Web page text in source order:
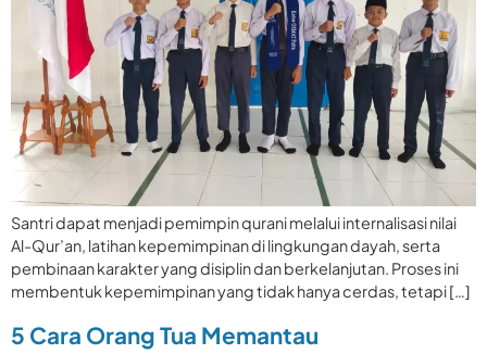
Santri dapat menjadi pemimpin qurani melalui internalisasi nilai
Al-Qur’an, latihan kepemimpinan di lingkungan dayah, serta
pembinaan karakter yang disiplin dan berkelanjutan. Proses ini
membentuk kepemimpinan yang tidak hanya cerdas, tetapi […]
5 Cara Orang Tua Memantau